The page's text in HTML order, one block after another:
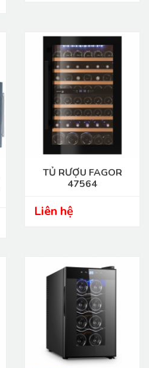
TỦ RƯỢU FAGOR
47564
Liên hệ